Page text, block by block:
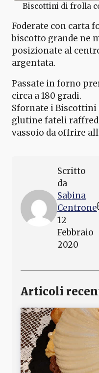
Biscottini di frolla
Foderate con carta
biscotto grande ne
posizionate al
argentata.
Passate in forno
circa a 180 gradi.
Sfornate i
glutine fateli
vassoio da offrire
Scritto
da
Sabina
Centrone
12
Febbraio
2020
Articoli